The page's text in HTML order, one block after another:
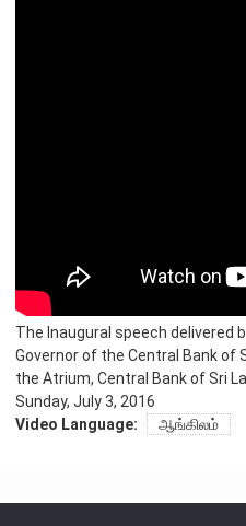
வங்கிப் பணிமனை
பிரதேச அலுவலகங்கள்
நூலகம் மற்றும் தகவல் நிலையம்
வங்கித்தொழில்
பொருளாதார வரலாற்று
எக்ஸ்டர் அறிக்கை
The Inaugural speech delivered
Governor of the Central Bank of
the Atrium, Central Bank of Sri
Sunday, July 3, 2016
Video Language:
ஆங்கிலம்